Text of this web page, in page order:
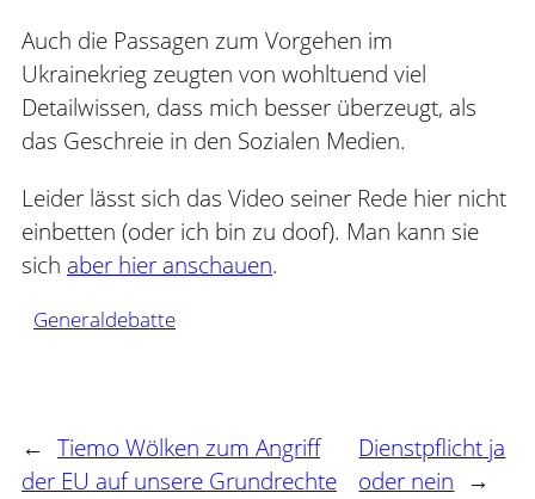
Auch die Passagen zum Vorgehen im
Ukrainekrieg zeugten von wohltuend viel
Detailwissen, dass mich besser überzeugt, als
das Geschreie in den Sozialen Medien.
Leider lässt sich das Video seiner Rede hier nicht
einbetten (oder ich bin zu doof). Man kann sie
sich aber hier anschauen.
Generaldebatte
← Tiemo Wölken zum Angriff
der EU auf unsere Grundrechte
Dienstpflicht ja
oder nein →